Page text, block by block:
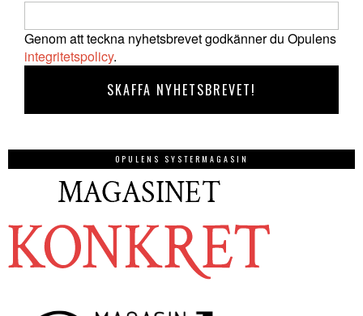
Genom att teckna nyhetsbrevet godkänner du Opulens
integritetspolicy.
OPULENS SYSTERMAGASIN